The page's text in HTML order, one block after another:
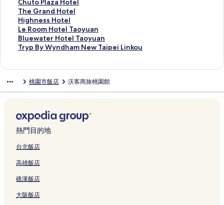
的
連
結
o
n
T
a
i
a
的
連
結
o
u
的
連
結
連
結
R
e
s
o
r
o
a
n
的
連
連
結
T
a
o
y
u
連
結
t
e
a
u
的
h
o
n
g
l
n
h
e
n
g
連
E
x
p
r
e
o
a
n
b
y
H
的
連
結
t
R
e
s
o
t
的
連
結
k
e
R
e
s
h
m
e
n
D
m
連
結
n
H
o
t
e
結
t
e
l
的
連
i
n
g
s
h
e
a
i
R
e
o
t
&
S
r
c
h
P
l
o
l
的
連
結
y
S
u
i
t
t
a
y
的
連
l
i
d
a
y
a
u
a
n
A
r
o
r
t
Chuto Plaza Hotel
h
u
t
o
P
H
e
l
的
連
The Grand Hotel
T
h
e
G
r
o
l
的
連
結
Highness Hotel
H
i
g
h
H
e
l
的
連
Le Room Hotel Taoyuan
L
e
R
o
l
T
a
o
u
n
的
連
Bluewater Hotel Taoyuan
B
l
t
H
o
t
e
T
o
y
u
Tryp By Wyndham New Taipei Linkou
T
y
n
d
h
a
N
w
T
a
桃園市飯店 沃客商旅桃園館
熱門目的地
台北飯店
高雄飯店
礁溪飯店
大阪飯店